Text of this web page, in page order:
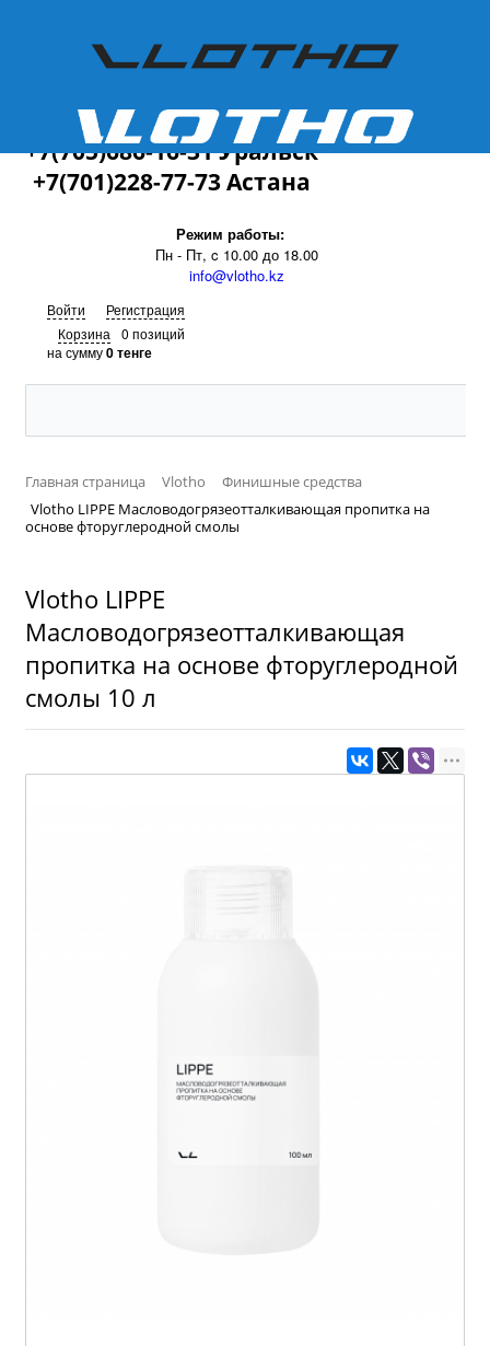
+7(701)228-77-73
+7(705)686-16-31 Уральск
+7(701)228-77-73 Астана
Режим работы:
Пн - Пт, c 10.00 до 18.00
info@vlotho.kz
Войти
Регистрация
Корзина
0 позиций
на сумму0 тенге
Главная страница Vlotho
Финишные средства
Vlotho LIPPE Масловодогрязеотталкивающая пропитка на
основе фторуглеродной смолы
Vlotho LIPPE
Масловодогрязеотталкивающая
пропитка на основе фторуглеродной
смолы 10 л